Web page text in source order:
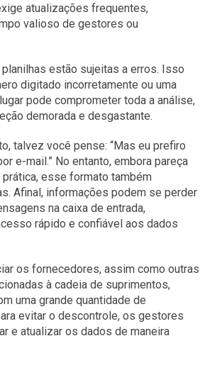
atualizações frequentes,
valioso de gestores ou
estão sujeitas a erros. Isso
digitado incorretamente ou uma
pode comprometer toda a análise,
demorada e desgastante.
talvez você pense: “Mas eu prefiro
e-mail.” No entanto, embora pareça
prática, esse formato também
Afinal, informações podem se perder
na caixa de entrada,
rápido e confiável aos dados
os fornecedores, assim como outras
à cadeia de suprimentos,
uma grande quantidade de
evitar o descontrole, os gestores
e atualizar os dados de maneira